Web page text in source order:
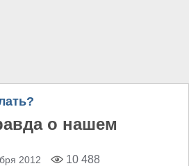
о нашем
2012 10 488